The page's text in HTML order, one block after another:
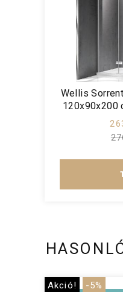
Wellis
120x90x200
Akció! -5%